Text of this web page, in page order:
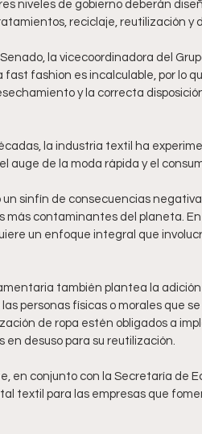
niveles de gobierno deberán
reciclaje, reutilización y
la vicecoordinadora del
fashion es incalculable, por lo
y la correcta
la industria textil ha
auge de la moda rápida y el
sinfín de consecuencias
más contaminantes del planeta.
un enfoque integral que
también plantea la
personas físicas o morales que
de ropa estén obligados a
desuso para su reutilización.
en conjunto con la Secretaría de
textil para las empresas que